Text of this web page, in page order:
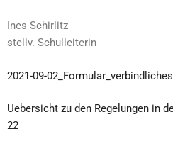
Ines Schirlitz
stellv. Schulleiterin
2021-09-
Uebersicht zu den Regelungen in
22